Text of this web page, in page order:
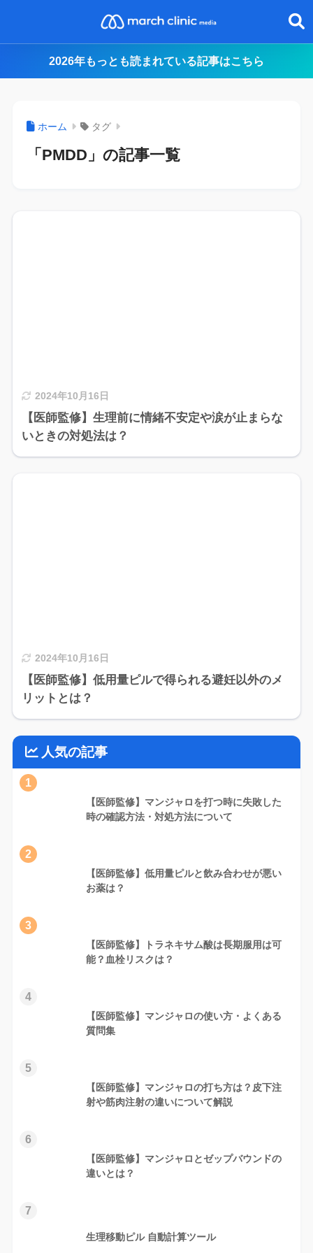
2026年もっとも読まれている記事はこちら
ホーム タグ
「PMDD」の記事一覧
2024年10月16日
【医師監修】生理前に情緒不安定や涙が止まらな
いときの対処法は？
2024年10月16日
【医師監修】低用量ピルで得られる避妊以外のメ
リットとは？
人気の記事
1
【医師監修】マンジャロを打つ時に失敗した
時の確認方法・対処方法について
2
【医師監修】低用量ピルと飲み合わせが悪い
お薬は？
3
【医師監修】トラネキサム酸は長期服用は可
能？血栓リスクは？
4
【医師監修】マンジャロの使い方・よくある
質問集
5
【医師監修】マンジャロの打ち方は？皮下注
射や筋肉注射の違いについて解説
6
【医師監修】マンジャロとゼップバウンドの
違いとは？
7
生理移動ピル 自動計算ツール